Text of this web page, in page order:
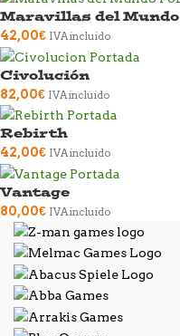
Maravillas del Mundo
42,00€ IVA incluido
Civolución
82,00€ IVA incluido
Rebirth
42,00€ IVA incluido
Vantage
80,00€ IVA incluido